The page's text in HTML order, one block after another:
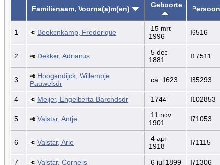
Familienaam, Voorna(a)m(en) Geboorte
1 Beekenkamp, Frederique
15 mrt
1996
I6516
2 Dekker, Adrianus
5 dec
1881
I17511
3
Hoogendijck, Willempje
Pauwelsdr
ca. 1623 I35293
4 Meijer, Engelberta Barendsdr 1744 I102853
5 Valstar, Antje
11 nov
1901
I71053
6 Valstar, Arie
4 apr
1918
I71115
7 Valstar, Cornelis 6 jul 1899 I71306